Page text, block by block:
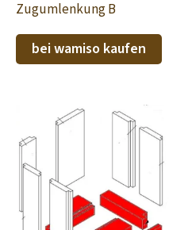
Zugumlenkung B
bei wamiso kaufen